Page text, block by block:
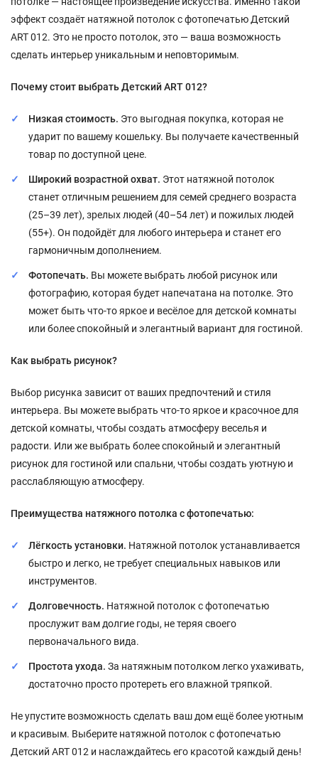
эффект создаёт натяжной потолок с фотопечатью Детский
ART 012. Это не просто потолок, это — ваша возможность
сделать интерьер уникальным и неповторимым.
Почему стоит выбрать Детский ART 012?
Низкая стоимость. Это выгодная покупка, которая не
ударит по вашему кошельку. Вы получаете качественный
товар по доступной цене.
Широкий возрастной охват. Этот натяжной потолок
станет отличным решением для семей среднего возраста
(25–39 лет), зрелых людей (40–54 лет) и пожилых людей
(55+). Он подойдёт для любого интерьера и станет его
гармоничным дополнением.
Фотопечать. Вы можете выбрать любой рисунок или
фотографию, которая будет напечатана на потолке. Это
может быть что-то яркое и весёлое для детской комнаты
или более спокойный и элегантный вариант для гостиной.
Как выбрать рисунок?
Выбор рисунка зависит от ваших предпочтений и стиля
интерьера. Вы можете выбрать что-то яркое и красочное для
детской комнаты, чтобы создать атмосферу веселья и
радости. Или же выбрать более спокойный и элегантный
рисунок для гостиной или спальни, чтобы создать уютную и
расслабляющую атмосферу.
Преимущества натяжного потолка с фотопечатью:
Лёгкость установки. Натяжной потолок устанавливается
быстро и легко, не требует специальных навыков или
инструментов.
Долговечность. Натяжной потолок с фотопечатью
прослужит вам долгие годы, не теряя своего
первоначального вида.
Простота ухода. За натяжным потолком легко ухаживать,
достаточно просто протереть его влажной тряпкой.
Не упустите возможность сделать ваш дом ещё более уютным
и красивым. Выберите натяжной потолок с фотопечатью
Детский ART 012 и наслаждайтесь его красотой каждый день!